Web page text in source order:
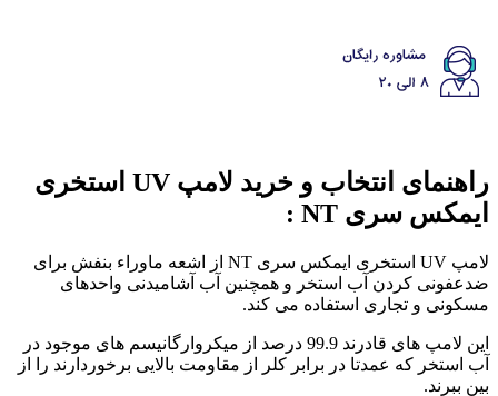
راهنمای انتخاب و خرید لامپ UV استخری
ایمکس سری NT :
لامپ UV استخری ایمکس سری NT از اشعه ماوراء بنفش برای
ضدعفونی کردن آب استخر و همچنین آب آشامیدنی واحدهای
مسکونی و تجاری استفاده می کند.
این لامپ های قادرند 99.9 درصد از میکروارگانیسم های موجود در
آب استخر که عمدتا در برابر کلر از مقاومت بالایی برخوردارند را از
بین ببرند.